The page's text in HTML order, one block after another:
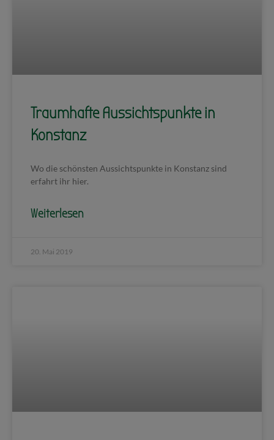
Traumhafte Aussichtspunkte in
Konstanz
Wo die schönsten Aussichtspunkte in Konstanz sind
erfahrt ihr hier.
Weiterlesen
20. Mai 2019